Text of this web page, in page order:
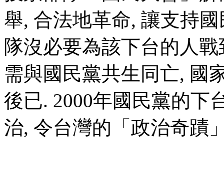
舉, 合法地革命, 讓支持
隊沒必要為該下台的人
需與國民黨共生同亡, 國
後已. 2000年國民黨的下
治, 令台灣的「政治奇蹟